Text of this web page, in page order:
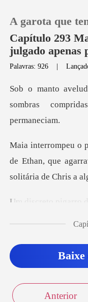
Loja
Sair
A garota que
Capítulo 293
julgado apenas
Palavras: 926 |
sombras
de Ethan, que
rro
edo,
Baixe
Anterior